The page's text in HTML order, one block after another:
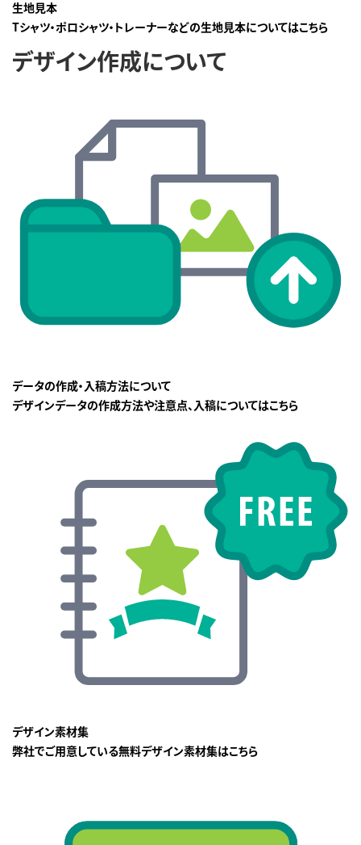
生地見本
Tシャツ・ポロシャツ・トレーナーなどの生地見本についてはこちら
デザイン作成について
データの作成・入稿方法について
デザインデータの作成方法や注意点、入稿についてはこちら
デザイン素材集
弊社でご用意している無料デザイン素材集はこちら